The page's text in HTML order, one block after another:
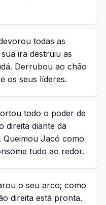
todas as
ira destruiu as
Derrubou ao chão
os seus líderes.
todo o poder de
direita diante da
Queimou Jacó como
tudo ao redor.
o seu arco; como
direita está pronta.